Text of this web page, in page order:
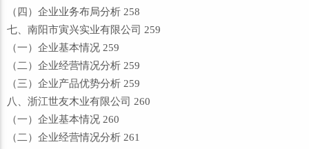
（四）企业业务布局分析 258
七、南阳市寅兴实业有限公司 259
（一）企业基本情况 259
（二）企业经营情况分析 259
（三）企业产品优势分析 259
八、浙江世友木业有限公司 260
（一）企业基本情况 260
（二）企业经营情况分析 261